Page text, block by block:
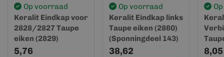
Op voorraad
Keralit Eindkap voor
2828/2827 Taupe
eiken (2829)
5,76
Op voorraad
Keralit Eindkap links
Taupe eiken (2860)
(Sponningdeel 143)
38,62 8,05